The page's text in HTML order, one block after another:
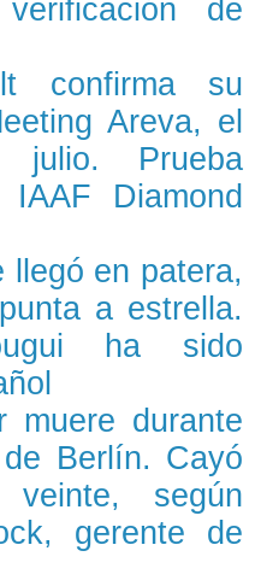
de
confirma su
Areva, el
Prueba
Diamond
llegó en patera,
a estrella.
ha sido
muere durante
Berlín. Cayó
según
gerente de